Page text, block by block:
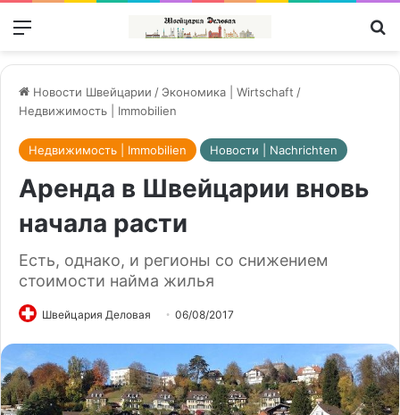
Меню
Новости Швейцарии / Экономика | Wirtschaft /
Недвижимость | Immobilien
Недвижимость | Immobilien Новости | Nachrichten
Аренда в Швейцарии вновь
начала расти
Есть, однако, и регионы со снижением
стоимости найма жилья
Швейцария Деловая 06/08/2017